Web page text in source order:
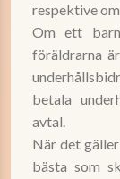
respektive
Om ett
föräldrarna
betala
avtal.
När det
bästa som